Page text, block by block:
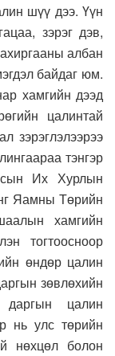
шүү дээ. Үүн
зэрэг дэв,
албан
байдаг юм.
хамгийн дээд
цалинтай
зэрэглэлээрээ
тэнгэр
Их Хурлын
Яамны Төрийн
хамгийн
тогтоосноор
өндөр цалин
зөвлөхийн
цалин
нь улс төрийн
нөхцөл болон